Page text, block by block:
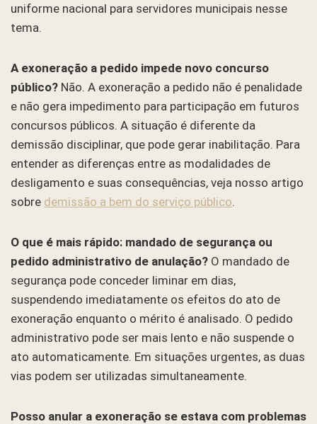
uniforme nacional para servidores municipais nesse
tema.
A exoneração a pedido impede novo concurso
público? Não. A exoneração a pedido não é penalidade
e não gera impedimento para participação em futuros
concursos públicos. A situação é diferente da
demissão disciplinar, que pode gerar inabilitação. Para
entender as diferenças entre as modalidades de
desligamento e suas consequências, veja nosso artigo
sobre demissão a bem do serviço público.
O que é mais rápido: mandado de segurança ou
pedido administrativo de anulação? O mandado de
segurança pode conceder liminar em dias,
suspendendo imediatamente os efeitos do ato de
exoneração enquanto o mérito é analisado. O pedido
administrativo pode ser mais lento e não suspende o
ato automaticamente. Em situações urgentes, as duas
vias podem ser utilizadas simultaneamente.
Posso anular a exoneração se estava com problemas